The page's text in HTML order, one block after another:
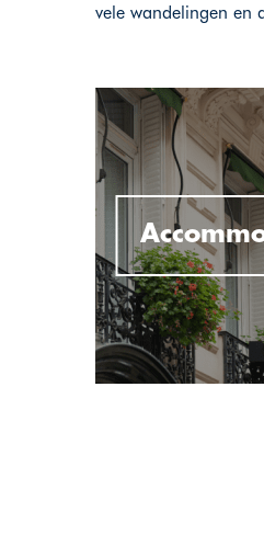
vele wandelingen en